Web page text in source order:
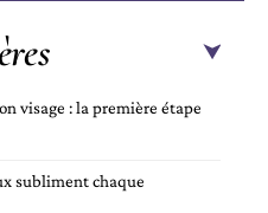
visage : la première étape
subliment chaque